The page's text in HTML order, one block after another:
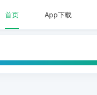
首页 App下载